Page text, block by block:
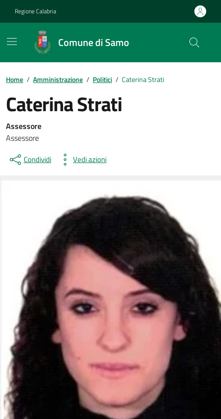
Regione Calabria
Comune di Samo
Home / Amministrazione / Politici / Caterina Strati
Caterina Strati
Assessore
Assessore
Condividi Vedi azioni